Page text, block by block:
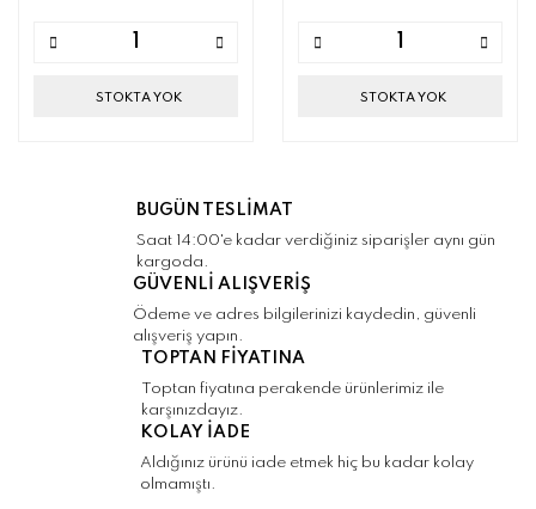
STOKTA YOK STOKTA YOK
BUGÜN TESLİMAT
Saat 14:00'e kadar verdiğiniz siparişler aynı gün
kargoda.
GÜVENLİ ALIŞVERİŞ
Ödeme ve adres bilgilerinizi kaydedin, güvenli
alışveriş yapın.
TOPTAN FİYATINA
Toptan fiyatına perakende ürünlerimiz ile
karşınızdayız.
KOLAY İADE
Aldığınız ürünü iade etmek hiç bu kadar kolay
olmamıştı.